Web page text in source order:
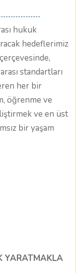
hukuk
hedeflerimiz
standartları
her bir
öğrenme ve
ve en üst
bir yaşam
YARATMAKLA